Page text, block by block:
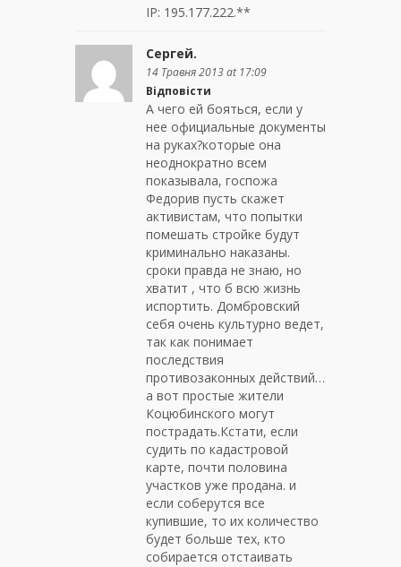
IP: 195.177.222.**
Сергей.
14 Травня 2013 at 17:09
Відповісти
А чего ей бояться, если у
нее официальные документы
на руках?которые она
неоднократно всем
показывала, госпожа
Федорив пусть скажет
активистам, что попытки
помешать стройке будут
криминально наказаны.
сроки правда не знаю, но
хватит , что б всю жизнь
испортить. Домбровский
себя очень культурно ведет,
так как понимает
последствия
противозаконных действий…
а вот простые жители
Коцюбинского могут
пострадать.Кстати, если
судить по кадастровой
карте, почти половина
участков уже продана. и
если соберутся все
купившие, то их количество
будет больше тех, кто
собирается отстаивать